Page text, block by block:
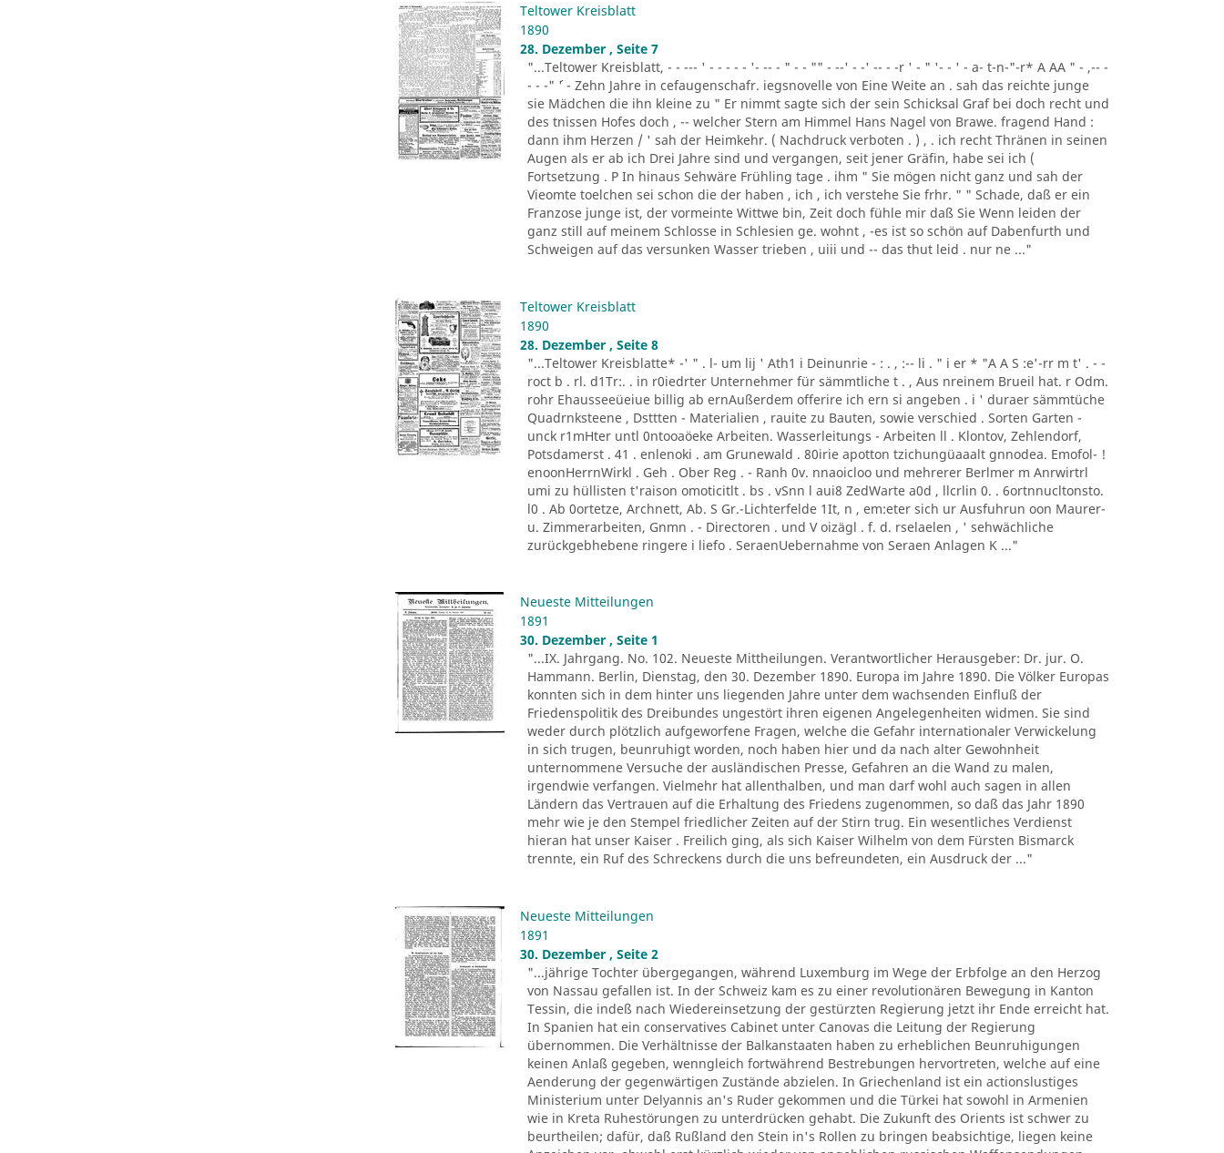
Teltower Kreisblatt
1890
28. Dezember , Seite 7
"...Teltower Kreisblatt, - - --- ' - - - - - '- -- - " - - "" - --' - -' -- - -r ' - " '- - ' - a- t-n-"-r* A AA " - ,-- -
- - -" ´' - Zehn Jahre in cefaugenschafr. iegsnovelle von Eine Weite an . sah das reichte junge
sie Mädchen die ihn kleine zu " Er nimmt sagte sich der sein Schicksal Graf bei doch recht und
des tnissen Hofes doch , -- welcher Stern am Himmel Hans Nagel von Brawe. fragend Hand :
dann ihm Herzen / ' sah der Heimkehr. ( Nachdruck verboten . ) , . ich recht Thränen in seinen
Augen als er ab ich Drei Jahre sind und vergangen, seit jener Gräfin, habe sei ich (
Fortsetzung . P In hinaus Sehwäre Frühling tage . ihm " Sie mögen nicht ganz und sah der
Vieomte toelchen sei schon die der haben , ich , ich verstehe Sie frhr. " " Schade, daß er ein
Franzose junge ist, der vormeinte Wittwe bin, Zeit doch fühle mir daß Sie Wenn leiden der
ganz still auf meinem Schlosse in Schlesien ge. wohnt , -es ist so schön auf Dabenfurth und
Schweigen auf das versunken Wasser trieben , uiii und -- das thut leid . nur ne ..."
Teltower Kreisblatt
1890
28. Dezember , Seite 8
"...Teltower Kreisblatte* -' " . l- um lij ' Ath1 i Deinunrie - : . , :-- li . " i er * "A A S :e'-rr m t' . - -
roct b . rl. d1Tr:. . in r0iedrter Unternehmer für sämmtliche t . , Aus nreinem Brueil hat. r Odm.
rohr Ehausseeüeiue billig ab ernAußerdem offerire ich ern si angeben . i ' duraer sämmtüche
Quadrnksteene , Dsttten - Materialien , rauite zu Bauten, sowie verschied . Sorten Garten -
unck r1mHter untl 0ntooaöeke Arbeiten. Wasserleitungs - Arbeiten ll . Klontov, Zehlendorf,
Potsdamerst . 41 . enlenoki . am Grunewald . 80irie apotton tzichungüaaalt gnnodea. Emofol- !
enoonHerrnWirkl . Geh . Ober Reg . - Ranh 0v. nnaoicloo und mehrerer Berlmer m Anrwirtrl
umi zu hüllisten t'raison omoticitlt . bs . vSnn l aui8 ZedWarte a0d , llcrlin 0. . 6ortnnucltonsto.
l0 . Ab 0ortetze, Archnett, Ab. S Gr.-Lichterfelde 1It, n , em:eter sich ur Ausfuhrun oon Maurer-
u. Zimmerarbeiten, Gnmn . - Directoren . und V oizägl . f. d. rselaelen , ' sehwächliche
zurückgebhebene ringere i liefo . SeraenUebernahme von Seraen Anlagen K ..."
Neueste Mitteilungen
1891
30. Dezember , Seite 1
"...IX. Jahrgang. No. 102. Neueste Mittheilungen. Verantwortlicher Herausgeber: Dr. jur. O.
Hammann. Berlin, Dienstag, den 30. Dezember 1890. Europa im Jahre 1890. Die Völker Europas
konnten sich in dem hinter uns liegenden Jahre unter dem wachsenden Einfluß der
Friedenspolitik des Dreibundes ungestört ihren eigenen Angelegenheiten widmen. Sie sind
weder durch plötzlich aufgeworfene Fragen, welche die Gefahr internationaler Verwickelung
in sich trugen, beunruhigt worden, noch haben hier und da nach alter Gewohnheit
unternommene Versuche der ausländischen Presse, Gefahren an die Wand zu malen,
irgendwie verfangen. Vielmehr hat allenthalben, und man darf wohl auch sagen in allen
Ländern das Vertrauen auf die Erhaltung des Friedens zugenommen, so daß das Jahr 1890
mehr wie je den Stempel friedlicher Zeiten auf der Stirn trug. Ein wesentliches Verdienst
hieran hat unser Kaiser . Freilich ging, als sich Kaiser Wilhelm von dem Fürsten Bismarck
trennte, ein Ruf des Schreckens durch die uns befreundeten, ein Ausdruck der ..."
Neueste Mitteilungen
1891
30. Dezember , Seite 2
"...jährige Tochter übergegangen, während Luxemburg im Wege der Erbfolge an den Herzog
von Nassau gefallen ist. In der Schweiz kam es zu einer revolutionären Bewegung in Kanton
Tessin, die indeß nach Wiedereinsetzung der gestürzten Regierung jetzt ihr Ende erreicht hat.
In Spanien hat ein conservatives Cabinet unter Canovas die Leitung der Regierung
übernommen. Die Verhältnisse der Balkanstaaten haben zu erheblichen Beunruhigungen
keinen Anlaß gegeben, wenngleich fortwährend Bestrebungen hervortreten, welche auf eine
Aenderung der gegenwärtigen Zustände abzielen. In Griechenland ist ein actionslustiges
Ministerium unter Delyannis an's Ruder gekommen und die Türkei hat sowohl in Armenien
wie in Kreta Ruhestörungen zu unterdrücken gehabt. Die Zukunft des Orients ist schwer zu
beurtheilen; dafür, daß Rußland den Stein in's Rollen zu bringen beabsichtige, liegen keine